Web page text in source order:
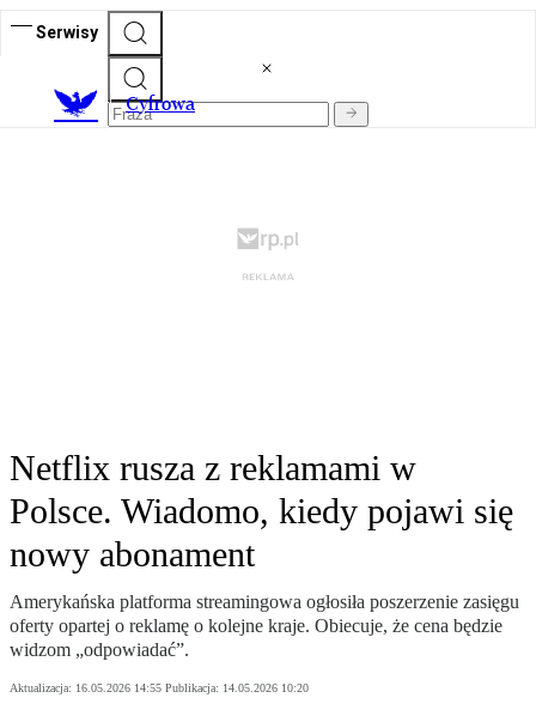
Serwisy
Cyfrowa
Netflix rusza z reklamami w
Polsce. Wiadomo, kiedy pojawi się
nowy abonament
Amerykańska platforma streamingowa ogłosiła poszerzenie zasięgu
oferty opartej o reklamę o kolejne kraje. Obiecuje, że cena będzie
widzom „odpowiadać”.
Aktualizacja: 16.05.2026 14:55 Publikacja: 14.05.2026 10:20